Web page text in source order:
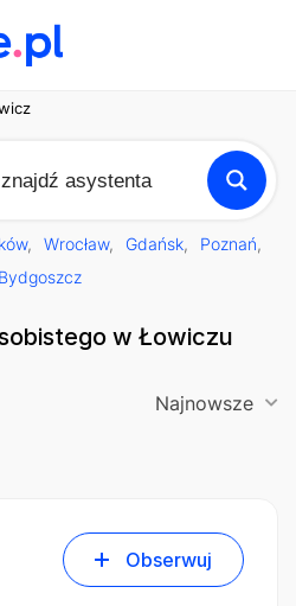
Wrocław Gdańsk
Poznań
Bydgoszcz
w Łowiczu
Najnowsze
Obserwuj